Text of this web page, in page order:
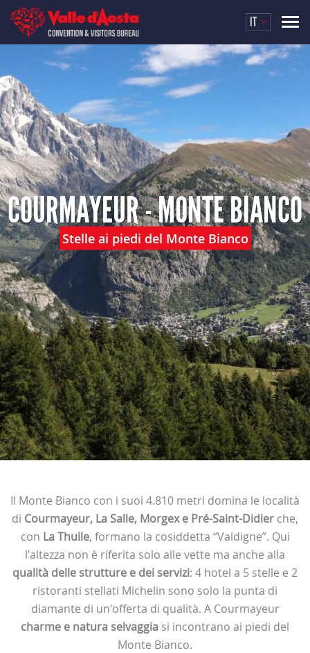
IT
COURMAYEUR - MONTE BIANCO
Stelle ai piedi del Monte Bianco
Il Monte Bianco con i suoi 4.810 metri domina le località
di Courmayeur, La Salle, Morgex e Pré-Saint-Didier che,
con La Thuile, formano la cosiddetta “Valdigne”. Qui
l'altezza non è riferita solo alle vette ma anche alla
qualità delle strutture e dei servizi: 4 hotel a 5 stelle e 2
ristoranti stellati Michelin sono solo la punta di
diamante di un'offerta di qualità. A Courmayeur
charme e natura selvaggia si incontrano ai piedi del
Monte Bianco.